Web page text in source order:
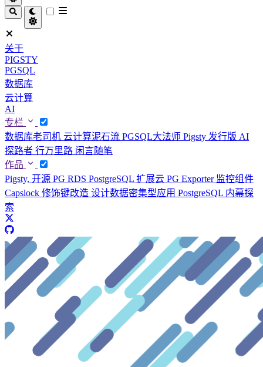
关于
PIGSTY
PGSQL
数据库
云计算
AI
专栏
数据库老司机 云计算泥石流 PGSQL大法师 Pigsty 发行版 AI
探路者 行万里路 闲言随笔
作品
Pigsty, 开源 PG RDS PostgreSQL 扩展云 PG Exporter 监控组件
Capslock 修饰键改造 设计数据密集型应用 PostgreSQL 内幕探
索